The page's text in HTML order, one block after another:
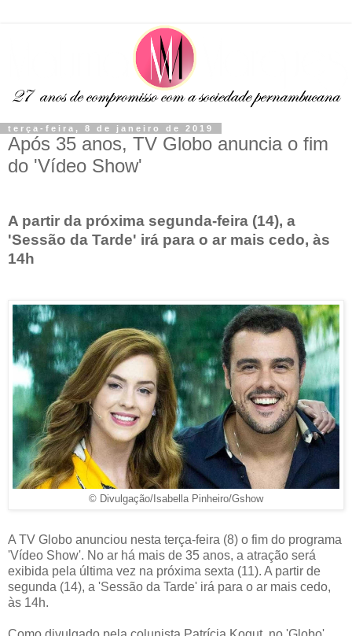
terça-feira, 8 de janeiro de 2019
Após 35 anos, TV Globo anuncia o fim
do 'Vídeo Show'
A partir da próxima segunda-feira (14), a
'Sessão da Tarde' irá para o ar mais cedo, às
14h
© Divulgação/Isabella Pinheiro/Gshow
A TV Globo anunciou nesta terça-feira (8) o fim do programa
'Vídeo Show'. No ar há mais de 35 anos, a atração será
exibida pela última vez na próxima sexta (11). A partir de
segunda (14), a 'Sessão da Tarde' irá para o ar mais cedo,
às 14h.